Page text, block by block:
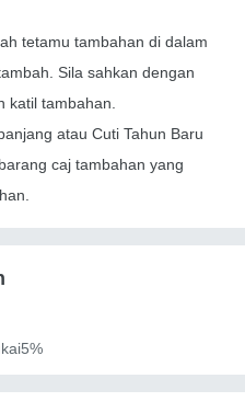
tetamu tambahan di dalam
Sila sahkan dengan
katil tambahan.
atau Cuti Tahun Baru
caj tambahan yang